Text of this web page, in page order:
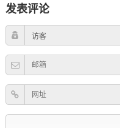
发表评论